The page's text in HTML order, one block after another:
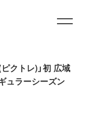
クトレ)」初 広域
ュラーシーズン